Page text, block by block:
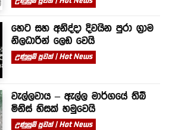
හෙට සහ අනිද්දා දිවයින පුරා ග්‍රාම
නිලධාරින් ලෙඩ වෙයි
උණුසුම් පුවත් | Hot News
වැල්ලවාය – ඇල්ල මාර්ගයේ තිබී
මිනිස් හිසක් හමුවෙයි
උණුසුම් පුවත් | Hot News